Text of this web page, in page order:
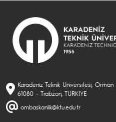
Karadeniz Teknik Üniversitesi,
61080 - Trabzon, TÜRKİYE
ombaskanlik@ktu.edu.tr